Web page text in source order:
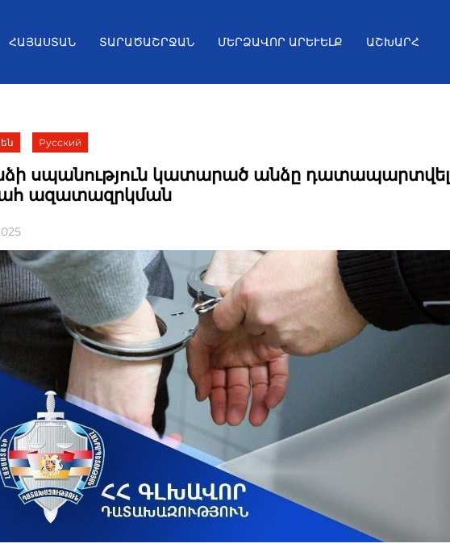
ՀԱՅԱՍՏԱՆ ՏԱՐԱԾԱՇՐՋԱՆ ՄԵՐՁԱՎՈՐ ԱՐԵՒԵԼՔ ԱՇԽԱՐՀ
Русский
սպանություն կատարած անձը դատապարտվել
ազատազրկման